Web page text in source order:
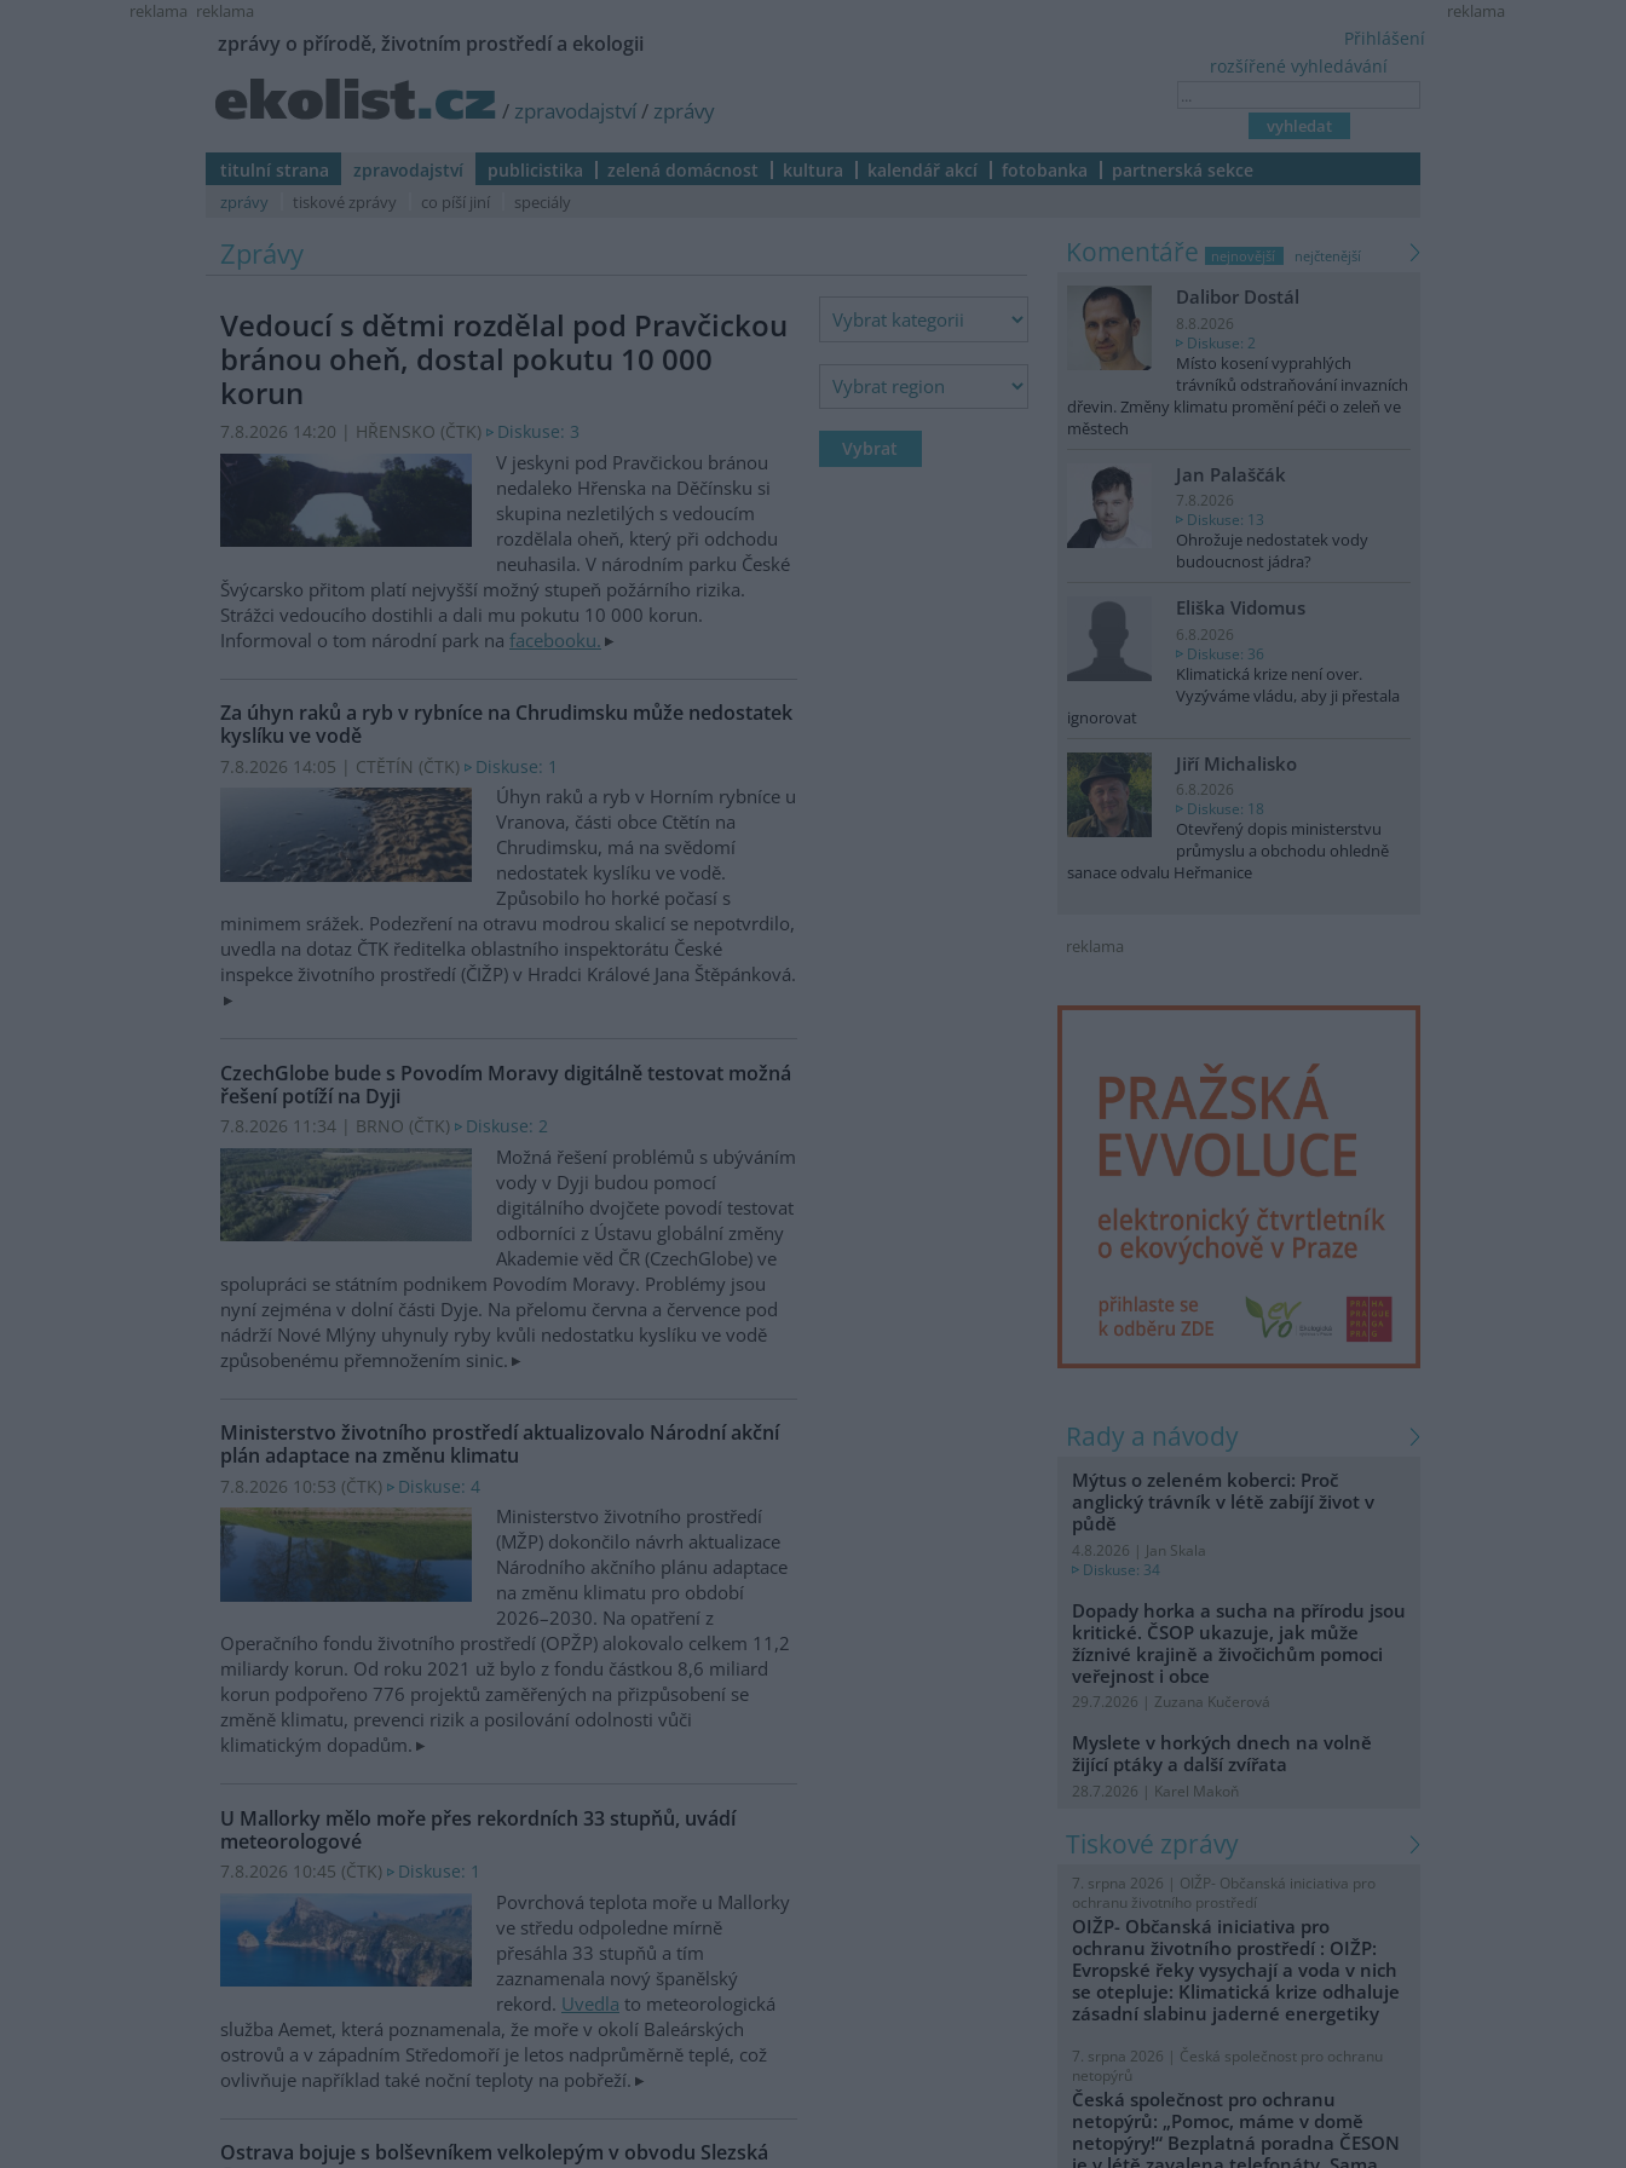
reklama
reklama reklama
zprávy o přírodě, životním prostředí a ekologii
/ zpravodajství/ zprávy
rozšířené vyhledávání
Přihlášení
titulní strana zpravodajství publicistika zelená domácnost kultura kalendář akcí fotobanka partnerská sekce
zprávy tiskové zprávy co píší jiní speciály
Zprávy
Vedoucí s dětmi rozdělal pod Pravčickou
bránou oheň, dostal pokutu 10 000
korun
7.8.2026 14:20 | HŘENSKO (ČTK) Diskuse: 3
V jeskyni pod Pravčickou bránou
nedaleko Hřenska na Děčínsku si
skupina nezletilých s vedoucím
rozdělala oheň, který při odchodu
neuhasila. V národním parku České
Švýcarsko přitom platí nejvyšší možný stupeň požárního rizika.
Strážci vedoucího dostihli a dali mu pokutu 10 000 korun.
Informoval o tom národní park na facebooku.
Za úhyn raků a ryb v rybníce na Chrudimsku může nedostatek
kyslíku ve vodě
7.8.2026 14:05 | CTĚTÍN (ČTK) Diskuse: 1
Úhyn raků a ryb v Horním rybníce u
Vranova, části obce Ctětín na
Chrudimsku, má na svědomí
nedostatek kyslíku ve vodě.
Způsobilo ho horké počasí s
minimem srážek. Podezření na otravu modrou skalicí se nepotvrdilo,
uvedla na dotaz ČTK ředitelka oblastního inspektorátu České
inspekce životního prostředí (ČIŽP) v Hradci Králové Jana Štěpánková.
CzechGlobe bude s Povodím Moravy digitálně testovat možná
řešení potíží na Dyji
7.8.2026 11:34 | BRNO (ČTK) Diskuse: 2
Možná řešení problémů s ubýváním
vody v Dyji budou pomocí
digitálního dvojčete povodí testovat
odborníci z Ústavu globální změny
Akademie věd ČR (CzechGlobe) ve
spolupráci se státním podnikem Povodím Moravy. Problémy jsou
nyní zejména v dolní části Dyje. Na přelomu června a července pod
nádrží Nové Mlýny uhynuly ryby kvůli nedostatku kyslíku ve vodě
způsobenému přemnožením sinic.
Ministerstvo životního prostředí aktualizovalo Národní akční
plán adaptace na změnu klimatu
7.8.2026 10:53 (ČTK) Diskuse: 4
Ministerstvo životního prostředí
(MŽP) dokončilo návrh aktualizace
Národního akčního plánu adaptace
na změnu klimatu pro období
2026–2030. Na opatření z
Operačního fondu životního prostředí (OPŽP) alokovalo celkem 11,2
miliardy korun. Od roku 2021 už bylo z fondu částkou 8,6 miliard
korun podpořeno 776 projektů zaměřených na přizpůsobení se
změně klimatu, prevenci rizik a posilování odolnosti vůči
klimatickým dopadům.
U Mallorky mělo moře přes rekordních 33 stupňů, uvádí
meteorologové
7.8.2026 10:45 (ČTK) Diskuse: 1
Povrchová teplota moře u Mallorky
ve středu odpoledne mírně
přesáhla 33 stupňů a tím
zaznamenala nový španělský
rekord. Uvedla to meteorologická
služba Aemet, která poznamenala, že moře v okolí Baleárských
ostrovů a v západním Středomoří je letos nadprůměrně teplé, což
ovlivňuje například také noční teploty na pobřeží.
Ostrava bojuje s bolševníkem velkolepým v obvodu Slezská
komentáře nejnovější nejčtenější
Dalibor Dostál
8.8.2026
Diskuse: 2
Místo kosení vyprahlých
trávníků odstraňování invazních
dřevin. Změny klimatu promění péči o zeleň ve
městech
Jan Palaščák
7.8.2026
Diskuse: 13
Ohrožuje nedostatek vody
budoucnost jádra?
Eliška Vidomus
6.8.2026
Diskuse: 36
Klimatická krize není over.
Vyzýváme vládu, aby ji přestala
ignorovat
Jiří Michalisko
6.8.2026
Diskuse: 18
Otevřený dopis ministerstvu
průmyslu a obchodu ohledně
sanace odvalu Heřmanice
reklama
rady a návody
Mýtus o zeleném koberci: Proč
anglický trávník v létě zabíjí život v
půdě
4.8.2026 | Jan Skala
Diskuse: 34
Dopady horka a sucha na přírodu jsou
kritické. ČSOP ukazuje, jak může
žíznivé krajině a živočichům pomoci
veřejnost i obce
29.7.2026 | Zuzana Kučerová
Myslete v horkých dnech na volně
žijící ptáky a další zvířata
28.7.2026 | Karel Makoň
tiskové zprávy
7. srpna 2026 | OIŽP- Občanská iniciativa pro
ochranu životního prostředí
OIŽP- Občanská iniciativa pro
ochranu životního prostředí : OIŽP:
Evropské řeky vysychají a voda v nich
se otepluje: Klimatická krize odhaluje
zásadní slabinu jaderné energetiky
7. srpna 2026 | Česká společnost pro ochranu
netopýrů
Česká společnost pro ochranu
netopýrů: „Pomoc, máme v domě
netopýry!“ Bezplatná poradna ČESON